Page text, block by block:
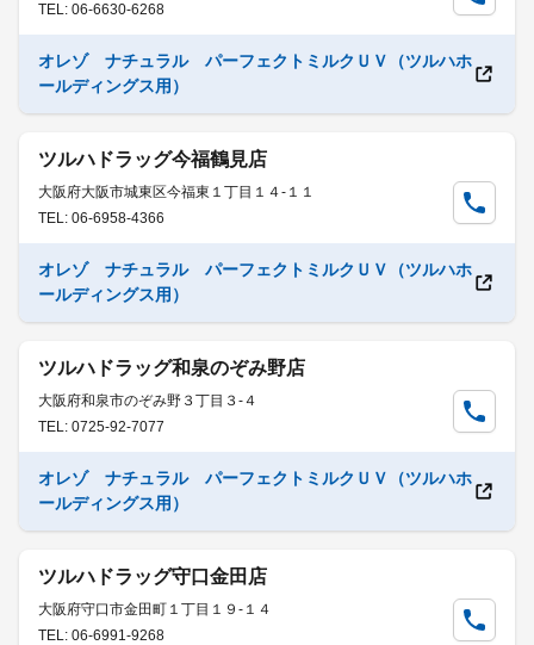
TEL: 06-6630-6268
オレゾ ナチュラル パーフェクトミルクＵＶ（ツルハホ
ールディングス用）
ツルハドラッグ今福鶴見店
大阪府大阪市城東区今福東１丁目１４-１１
TEL: 06-6958-4366
オレゾ ナチュラル パーフェクトミルクＵＶ（ツルハホ
ールディングス用）
ツルハドラッグ和泉のぞみ野店
大阪府和泉市のぞみ野３丁目３-４
TEL: 0725-92-7077
オレゾ ナチュラル パーフェクトミルクＵＶ（ツルハホ
ールディングス用）
ツルハドラッグ守口金田店
大阪府守口市金田町１丁目１９-１４
TEL: 06-6991-9268